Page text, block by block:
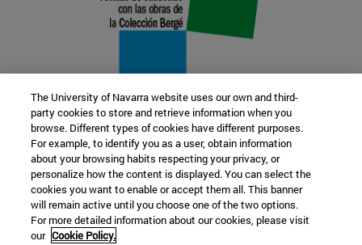
22 SEP
FUNCIÓN Y FICCIÓN. Varios artistas
Más información
The University of Navarra website uses our own and third-
party cookies to store and retrieve information when you
browse. Different types of cookies have different purposes.
For example, to identify you as a user, obtain information
about your browsing habits respecting your privacy, or
personalize how the content is displayed. You can select the
cookies you want to enable or accept them all. This banner
will remain active until you choose one of the two options.
For more detailed information about our cookies, please visit
our Cookie Policy.